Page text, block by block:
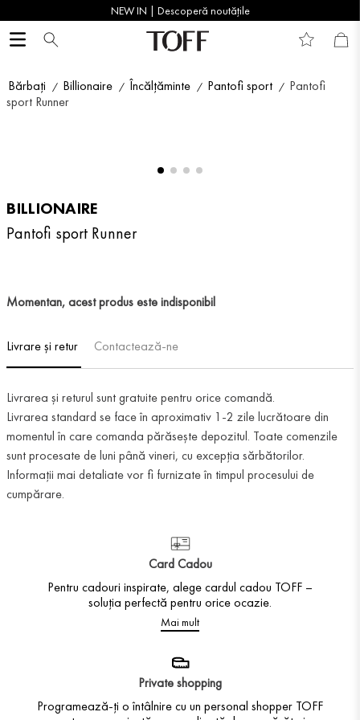
NEW IN | Descoperă noutățile
Bărbați Billionaire Încălțăminte Pantofi sport
Pantofi
sport Runner
BILLIONAIRE
Pantofi sport Runner
Momentan, acest produs este indisponibil
Livrare și retur Contactează-ne
Livrarea și returul sunt gratuite pentru orice comandă.
Livrarea standard se face în aproximativ 1-2 zile lucrătoare din
momentul în care comanda părăsește depozitul. Toate comenzile
sunt procesate de luni până vineri, cu excepția sărbătorilor.
Informații mai detaliate vor fi furnizate în timpul procesului de
cumpărare.
Card Cadou
Pentru cadouri inspirate, alege cardul cadou TOFF –
soluția perfectă pentru orice ocazie.
Mai mult
Private shopping
Programează-ți o întâlnire cu un personal shopper TOFF